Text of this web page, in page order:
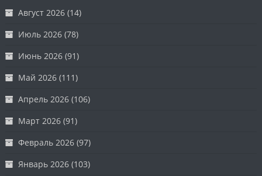
Август 2026 (14)
Июль 2026 (78)
Июнь 2026 (91)
Май 2026 (111)
Апрель 2026 (106)
Март 2026 (91)
Февраль 2026 (97)
Январь 2026 (103)